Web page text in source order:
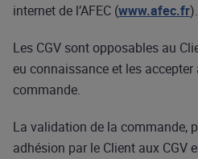
internet de l’AFEC (www.afec.fr).
Les CGV sont opposables au
eu connaissance et les
commande.
La validation de la commande,
adhésion par le Client aux CGV